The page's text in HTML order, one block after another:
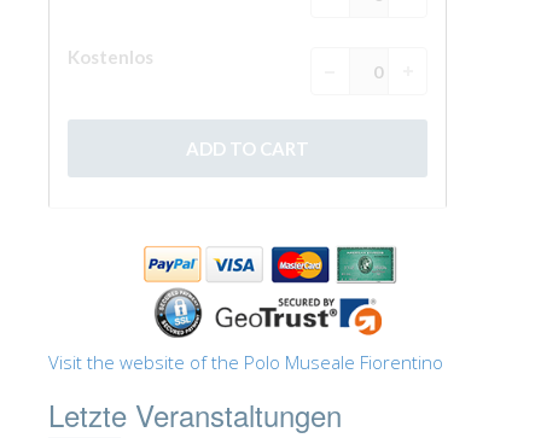
FRANÇAIS
ESPAÑOL
Visit the website of the Polo Museale Fiorentino
Letzte Veranstaltungen